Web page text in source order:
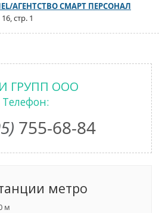
АГЕНТСТВО СМАРТ ПЕРСОНАЛ
стр. 1
ГРУПП ООО
Телефон:
755-68-84
метро
м